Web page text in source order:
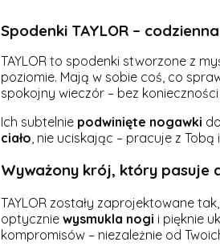
Spodenki TAYLOR –
TAYLOR to spodenki stworzone z
poziomie. Mają w sobie coś, co
spokojny wieczór – bez
Ich subtelnie podwinięte nogawki
ciało , nie uciskając – pracuje z
Wyważony krój, który pasuje
TAYLOR zostały zaprojektowane
optycznie wysmukla nogi i pięknie
kompromisów – niezależnie od